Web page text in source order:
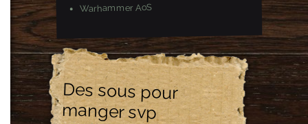
Warhammer AoS
Des sous pour
manger svp